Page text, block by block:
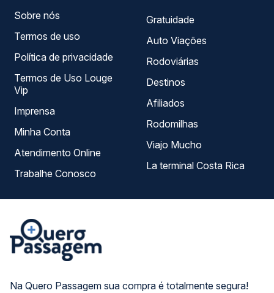
Na Quero Passagem sua compra é totalmente segura!
Sobre nós
Termos de uso
Política de privacidade
Termos de Uso Louge
Vip
Imprensa
Minha Conta
Atendimento Online
Trabalhe Conosco
Gratuidade
Auto Viações
Rodoviárias
Destinos
Afiliados
Rodomilhas
Viajo Mucho
La terminal Costa Rica